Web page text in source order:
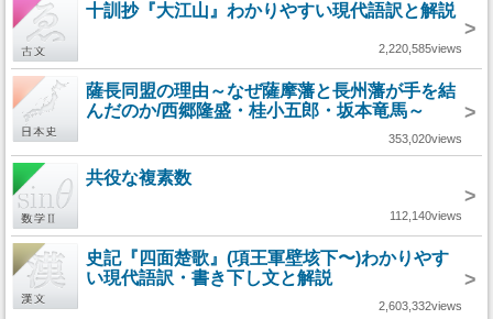
十訓抄『大江山』わかりやすい現代語訳と解説
>
2,220,585views
薩長同盟の理由～なぜ薩摩藩と長州藩が手を結
んだのか/西郷隆盛・桂小五郎・坂本竜馬～
>
353,020views
共役な複素数
>
112,140views
史記『四面楚歌』(項王軍壁垓下〜)わかりやす
い現代語訳・書き下し文と解説
>
2,603,332views